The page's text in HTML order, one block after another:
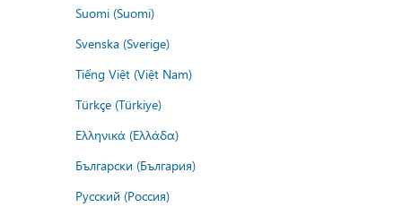
Suomi (Suomi)
Svenska (Sverige)
Tiếng Việt (Việt Nam)
Türkçe (Türkiye)
Ελληνικά (Ελλάδα)
Български (България)
Русский (Россия)